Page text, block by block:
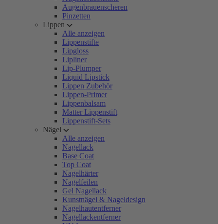
Augenbrauenscheren
Pinzetten
Lippen
Alle anzeigen
Lippenstifte
Lipgloss
Lipliner
Lip-Plumper
Liquid Lipstick
Lippen Zubehör
Lippen-Primer
Lippenbalsam
Matter Lippenstift
Lippenstift-Sets
Nägel
Alle anzeigen
Nagellack
Base Coat
Top Coat
Nagelhärter
Nagelfeilen
Gel Nagellack
Kunstnägel & Nageldesign
Nagelhautentferner
Nagellackentferner